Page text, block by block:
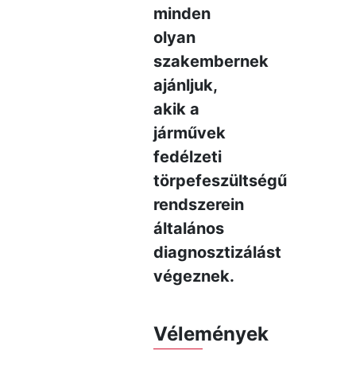
minden
olyan
szakembernek
ajánljuk,
akik a
járművek
fedélzeti
törpefeszültségű
rendszerein
általános
diagnosztizálást
végeznek.
Vélemények